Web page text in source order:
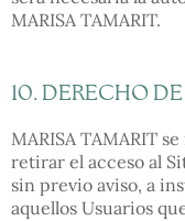
MARISA TAMARIT.
10. DERECHO
MARISA TAMARIT
retirar el acceso al
sin previo aviso, a
aquellos Usuarios